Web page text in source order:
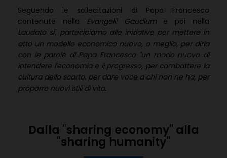
Seguendo le sollecitazioni di Papa Francesco
contenute nella Evangelii Gaudiume poi nella
Laudato si', partecipiamo alle iniziative per mettere in
atto un modello economico nuovo, o meglio, per dirla
con le parole di Papa Francesco "un modo nuovo di
intendere l'economia e il progresso, per combattere la
cultura dello scarto, per dare voce a chi non ne ha, per
proporre nuovi stili di vita.
Dalla "sharing economy" alla
"sharing humanity"